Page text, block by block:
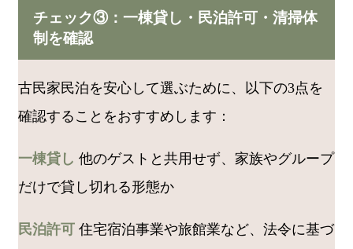
チェック③：一棟貸し・民泊許可・清掃体
制を確認
古民家民泊を安心して選ぶために、以下の3点を
確認することをおすすめします：
一棟貸し 他のゲストと共用せず、家族やグループ
だけで貸し切れる形態か
民泊許可 住宅宿泊事業や旅館業など、法令に基づ